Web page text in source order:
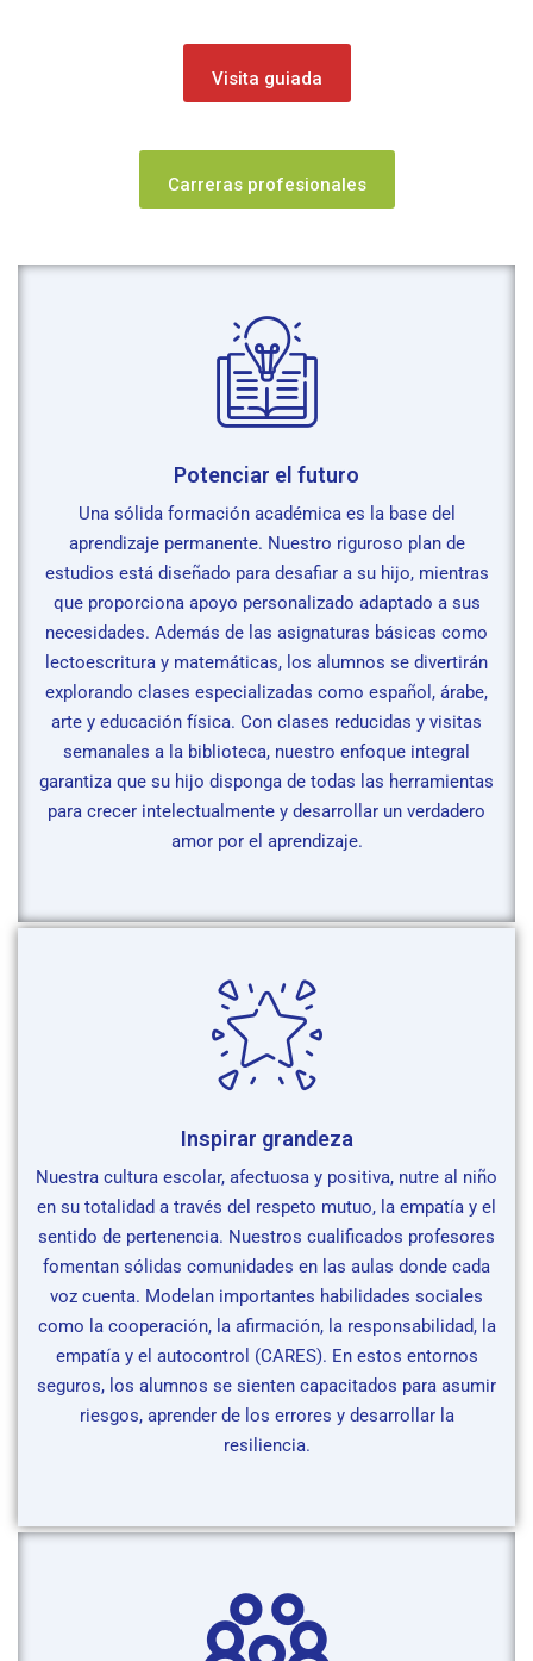
Visita guiada
Carreras profesionales
Potenciar el futuro
Una sólida formación académica es la base del
aprendizaje permanente. Nuestro riguroso plan de
estudios está diseñado para desafiar a su hijo, mientras
que proporciona apoyo personalizado adaptado a sus
necesidades. Además de las asignaturas básicas como
lectoescritura y matemáticas, los alumnos se divertirán
explorando clases especializadas como español, árabe,
arte y educación física. Con clases reducidas y visitas
semanales a la biblioteca, nuestro enfoque integral
garantiza que su hijo disponga de todas las herramientas
para crecer intelectualmente y desarrollar un verdadero
amor por el aprendizaje.
Inspirar grandeza
Nuestra cultura escolar, afectuosa y positiva, nutre al niño
en su totalidad a través del respeto mutuo, la empatía y el
sentido de pertenencia. Nuestros cualificados profesores
fomentan sólidas comunidades en las aulas donde cada
voz cuenta. Modelan importantes habilidades sociales
como la cooperación, la afirmación, la responsabilidad, la
empatía y el autocontrol (CARES). En estos entornos
seguros, los alumnos se sienten capacitados para asumir
riesgos, aprender de los errores y desarrollar la
resiliencia.